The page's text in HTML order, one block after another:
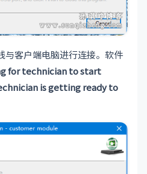
与客户端电脑进行连接。软件
for technician to start
is getting ready to